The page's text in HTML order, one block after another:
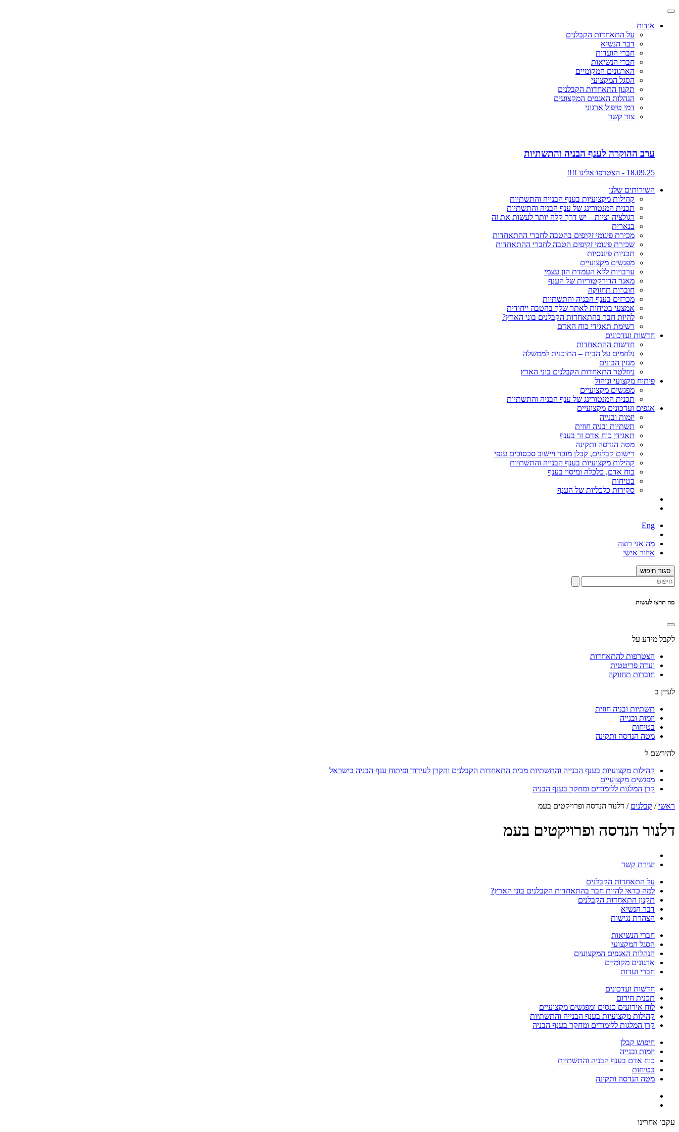
אודות
על התאחדות הקבלנים
דבר הנשיא
חברי הועדות
חברי הנשיאות
הארגונים המקומיים
הסגל המקצועי
תקנון התאחדות הקבלנים
הנהלות האגפים המקצועים
דמי טיפול ארגוני
צור קשר
ערב ההוקרה לענף הבניה והתשתיות
18.09.25 - הצטרפו אלינו !!!!
השירותים שלנו
קהילות מקצועיות בענף הבנייה והתשתיות
תכנית המנטורינג של ענף הבניה והתשתיות
רגולציה וציות – יש דרך קלה יותר לעשות את זה
בנארית
מכירת פיגומי זקיפים בהטבה לחברי ההתאחדות
שכירת פיגומי זקיפים הטבה לחברי ההתאחדות
תכניות פיננסיות
מפגשים מקצועיים
ערבויות ללא העמדת הון עצמי
מאגר הדירקטוריות של הענף
חוברות תחזוקה
מכרזים בענף הבניה והתשתיות
אמצעי בטיחות לאתר שלך בהטבה ייחודית
להיות חבר בהתאחדות הקבלנים בוני הארץ?
רשימת תאגידי כוח האדם
חדשות ועדכונים
חדשות ההתאחדות
נלחמים על הבית – התוכנית לממשלה
מגזין הבונים
ניוזלטר התאחדות הקבלנים בוני הארץ
פיתוח מקצועי וניהול
מפגשים מקצועיים
תכנית המנטורינג של ענף הבניה והתשתיות
אגפים ועדכונים מקצועיים
יזמות ובנייה
תשתיות ובניה חוזית
תאגידי כוח אדם זר בענף
מטה הנדסה ותקינה
רישום קבלנים, קבלן מוכר ויישוב סכסוכים ענפי
קהילות מקצועיות בענף הבנייה והתשתיות
כוח אדם, כלכלה ומיסוי בענף
בטיחות
סקירות כלכליות של הענף
Eng
מה אני רוצה
איזור אישי
סגור חיפוש
מה תרצו לעשות
לקבל מידע על
הצטרפות להתאחדות
ועדה פריטטית
חוברות תחזוקה
לעיין ב
תשתיות ובניה חוזית
יזמות ובנייה
בטיחות
מטה הנדסה ותקינה
להירשם ל
קהילות מקצועיות בענף הבנייה והתשתיות מבית התאחדות הקבלנים והקרן לעידוד ופיתוח ענף הבניה בישראל
מפגשים מקצועיים
קרן המלגות ללימודים ומחקר בענף הבניה
ראשי/ קבלנים / דלנור הנדסה ופרויקטים בעמ
דלנור הנדסה ופרויקטים בעמ
יצירת קשר
על התאחדות הקבלנים
למה כדאי להיות חבר בהתאחדות הקבלנים בוני הארץ?
תקנון התאחדות הקבלנים
דבר הנשיא
הצהרת נגישות
חברי הנשיאות
הסגל המקצועי
הנהלות האגפים המקצועים
ארגונים מקומיים
חברי ועדות
חדשות ועדכונים
תכנית חירום
לוח אירועים כנסים ומפגשים מקצועיים
קהילות מקצועיות בענף הבנייה והתשתיות
קרן המלגות ללימודים ומחקר בענף הבניה
חיפוש קבלן
יזמות ובנייה
כוח אדם בענף הבניה והתשתיות
בטיחות
מטה הנדסה ותקינה
עקבו אחרינו